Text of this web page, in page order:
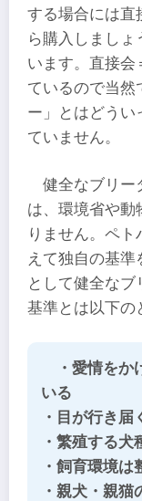
する場合には直
ら購入しまし
います。直接会
ているので当然
ー」とはどうい
ていません。
健全なブリー
は、環境省や動
りません。ペト
えて独自の基準
として健全な
基準とは以下の
・愛情を
いる
・目が行き
・繁殖する
・飼育環境は
・親犬・親